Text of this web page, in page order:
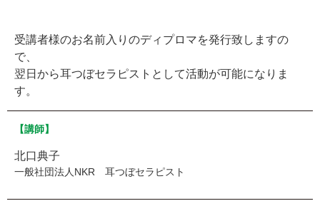
受講者様のお名前入りのディプロマを発行致しますの
で、
翌日から耳つぼセラピストとして活動が可能になりま
す。
【講師】
北口典子
一般社団法人NKR 耳つぼセラピスト